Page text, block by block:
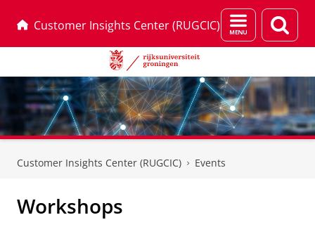
Customer Insights Center (RUGCIC)
Menu
en
Customer Insights Center (RUGCIC) Events
Workshops